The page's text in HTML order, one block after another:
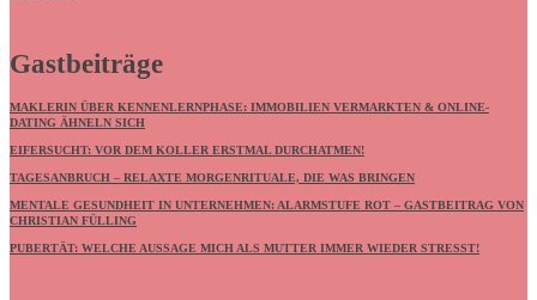
Gastbeiträge
MAKLERIN ÜBER KENNENLERNPHASE: IMMOBILIEN VERMARKTEN & ONLINE-
DATING ÄHNELN SICH
EIFERSUCHT: VOR DEM KOLLER ERSTMAL DURCHATMEN!
TAGESANBRUCH – RELAXTE MORGENRITUALE, DIE WAS BRINGEN
MENTALE GESUNDHEIT IN UNTERNEHMEN: ALARMSTUFE ROT – GASTBEITRAG VON
CHRISTIAN FÜLLING
PUBERTÄT: WELCHE AUSSAGE MICH ALS MUTTER IMMER WIEDER STRESST!